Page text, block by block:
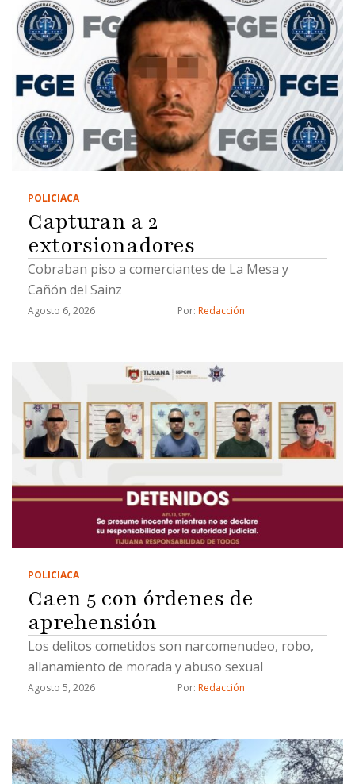
POLICIACA
Capturan a 2
extorsionadores
Cobraban piso a comerciantes de La Mesa y
Cañón del Sainz
Agosto 6, 2026 Por: Redacción
POLICIACA
Caen 5 con órdenes de
aprehensión
Los delitos cometidos son narcomenudeo, robo,
allanamiento de morada y abuso sexual
Agosto 5, 2026 Por: Redacción